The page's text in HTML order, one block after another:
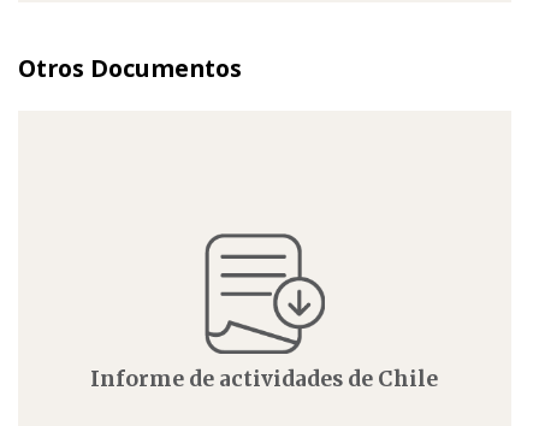
Otros Documentos
Informe de actividades de Chile